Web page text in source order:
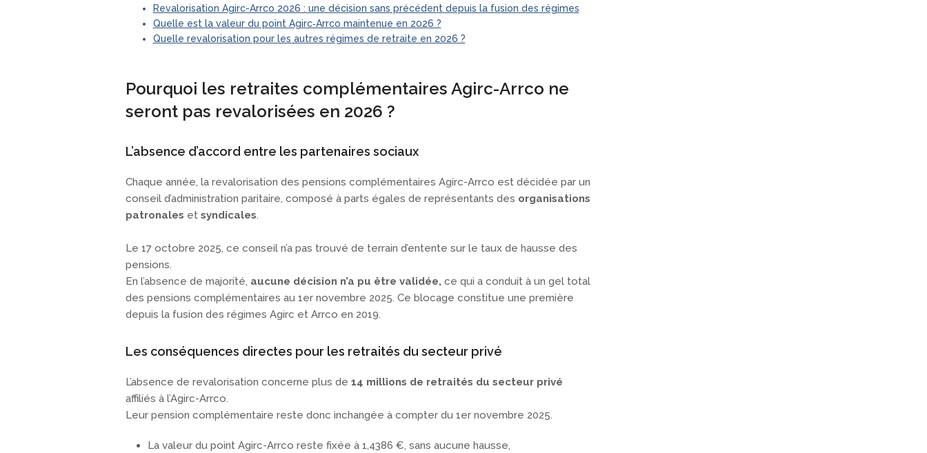
Revalorisation Agirc-Arrco 2026 : une décision sans précédent depuis la fusion des régimes
Quelle est la valeur du point Agirc‑Arrco maintenue en 2026 ?
Quelle revalorisation pour les autres régimes de retraite en 2026 ?
Pourquoi les retraites complémentaires Agirc-Arrco ne
seront pas revalorisées en 2026 ?
L’absence d’accord entre les partenaires sociaux
Chaque année, la revalorisation des pensions complémentaires Agirc-Arrco est décidée par un
conseil d’administration paritaire, composé à parts égales de représentants des organisations
patronales et syndicales.
Le 17 octobre 2025, ce conseil n’a pas trouvé de terrain d’entente sur le taux de hausse des
pensions.
En l’absence de majorité, aucune décision n’a pu être validée, ce qui a conduit à un gel total
des pensions complémentaires au 1er novembre 2025. Ce blocage constitue une première
depuis la fusion des régimes Agirc et Arrco en 2019.
Les conséquences directes pour les retraités du secteur privé
L’absence de revalorisation concerne plus de 14 millions de retraités du secteur privé
affiliés à l’Agirc-Arrco.
Leur pension complémentaire reste donc inchangée à compter du 1er novembre 2025.
La valeur du point Agirc-Arrco reste fixée à 1,4386 €, sans aucune hausse,